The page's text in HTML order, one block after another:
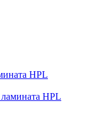
HPL
HPL